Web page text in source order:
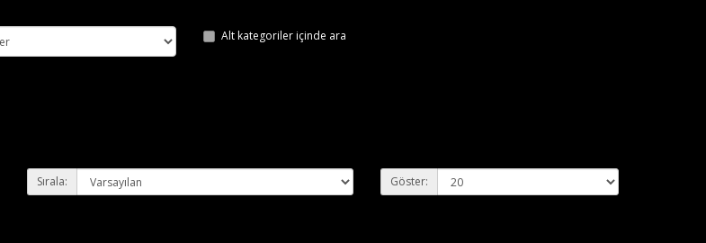
Alt kategoriler içinde ara
Sırala: Göster: